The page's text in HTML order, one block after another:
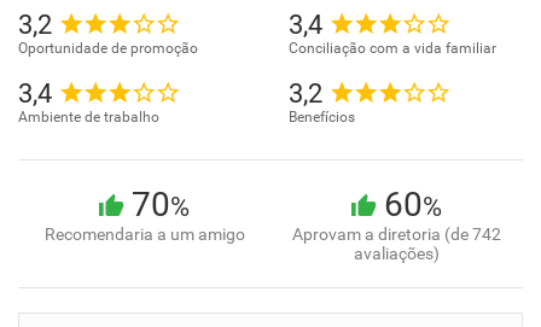
3,2
Oportunidade de promoção
3,4
Conciliação com a vida familiar
3,4
Ambiente de trabalho
3,2
Benefícios
70%
Recomendaria a um amigo
60%
Aprovam a diretoria (de 742
avaliações)